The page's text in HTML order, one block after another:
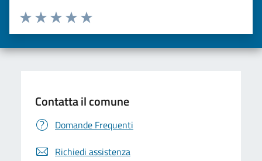
Valuta da 1 a 5 stelle la pagina
Valuta 5 stelle su 5
Valuta 4 stelle su 5
Valuta 3 stelle su 5
Valuta 2 stelle su 5
Valuta una stella su 5
Contatta il comune
Domande Frequenti
Richiedi assistenza